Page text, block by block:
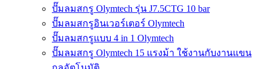
ปั๊มลมสกรู Olymtech รุ่น J7.5CTG 10 bar
ปั๊มลมสกรูอินเวอร์เตอร์ Olymtech
ปั๊มลมสกรูแบบ 4 in 1 Olymtech
ปั๊มลมสกรู Olymtech 15 แรงม้า ใช้งานกับงานแขน